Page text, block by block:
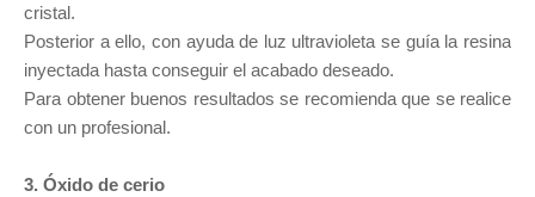
cristal.
Posterior a ello, con ayuda de luz ultravioleta se guía la resina
inyectada hasta conseguir el acabado deseado.
Para obtener buenos resultados se recomienda que se realice
con un profesional.
3. Óxido de cerio